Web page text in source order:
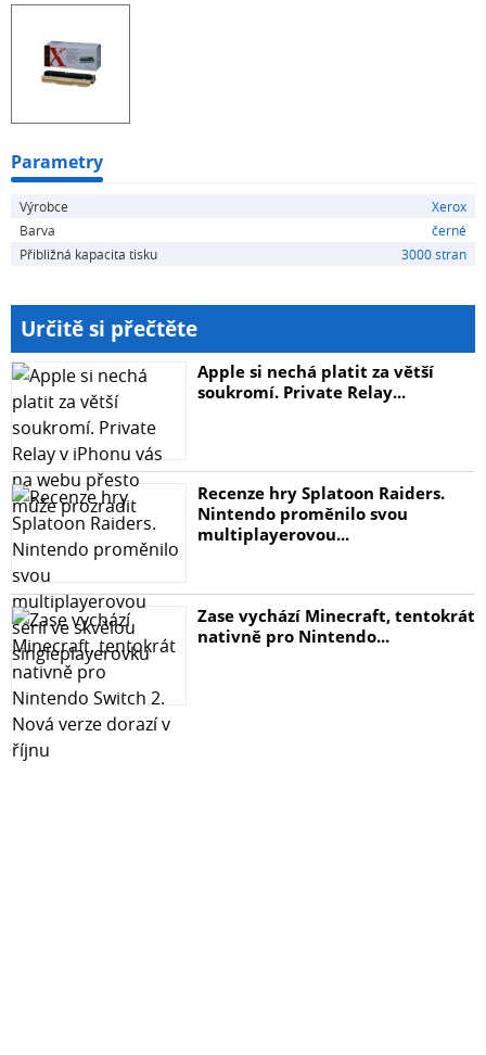
Parametry
Výrobce
Xerox
Barva
černé
Přibližná kapacita tisku
3000 stran
Určitě si přečtěte
Apple si nechá platit za větší
soukromí. Private Relay...
Recenze hry Splatoon Raiders.
Nintendo proměnilo svou
multiplayerovou...
Zase vychází Minecraft, tentokrát
nativně pro Nintendo...